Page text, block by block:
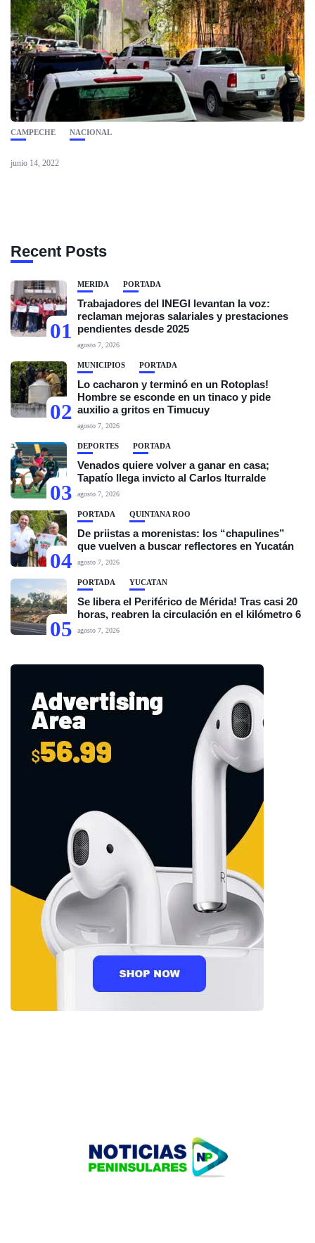
CAMPECHE NACIONAL
junio 14, 2022
Recent Posts
01
MÉRIDA PORTADA
Trabajadores del INEGI levantan la voz:
reclaman mejoras salariales y prestaciones
pendientes desde 2025
agosto 7, 2026
02
MUNICIPIOS PORTADA
Lo cacharon y terminó en un Rotoplas!
Hombre se esconde en un tinaco y pide
auxilio a gritos en Timucuy
agosto 7, 2026
03
DEPORTES PORTADA
Venados quiere volver a ganar en casa;
Tapatío llega invicto al Carlos Iturralde
agosto 7, 2026
04
PORTADA QUINTANA ROO
De priistas a morenistas: los “chapulines”
que vuelven a buscar reflectores en Yucatán
agosto 7, 2026
05
PORTADA YUCATÁN
Se libera el Periférico de Mérida! Tras casi 20
horas, reabren la circulación en el kilómetro 6
agosto 7, 2026